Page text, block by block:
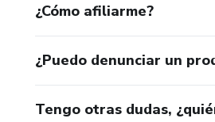
¿Cómo afiliarme?
¿Puedo denunciar un
Tengo otras dudas,